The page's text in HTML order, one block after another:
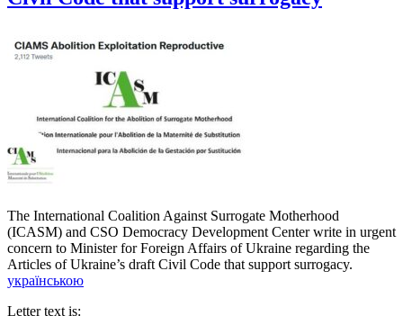
The International Coalition Against Surrogate Motherhood
(ICASM) and CSO Democracy Development Center write in urgent
concern to Minister for Foreign Affairs of Ukraine regarding the
Articles of Ukraine’s draft Civil Code that support surrogacy.
українською
Letter text is: